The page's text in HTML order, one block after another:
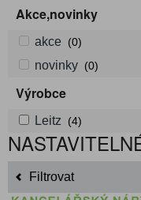
Akce,novinky
akce (0)
novinky (0)
Výrobce
Leitz (4)
Filtrovat